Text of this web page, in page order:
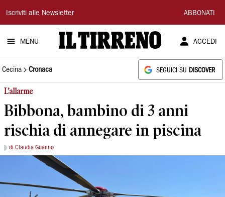
Il
Tirreno
Iscriviti alle Newsletter ABBONATI
MENU ACCEDI
Cecina Cronaca SEGUICI SU DISCOVER
L’allarme
Bibbona, bambino di 3 anni
rischia di annegare in piscina
di Claudia Guarino